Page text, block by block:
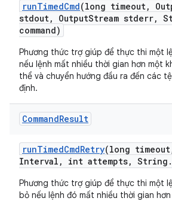
runTimedCmd(long timeout,
stdout, OutputStream stderr,
command)
Phương thức trợ giúp để thực thi một
nếu lệnh mất nhiều thời gian hơn một
thể và chuyển hướng đầu ra đến các
định.
CommandResult
runTimedCmdRetry(long timeout
Interval , int attempts, String .
Phương thức trợ giúp để thực thi một
bỏ nếu lệnh đó mất nhiều thời gian